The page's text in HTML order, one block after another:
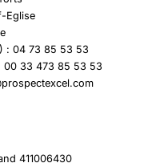
Eglise
: 04 73 85 53 53
00 33 473 85 53 53
411006430